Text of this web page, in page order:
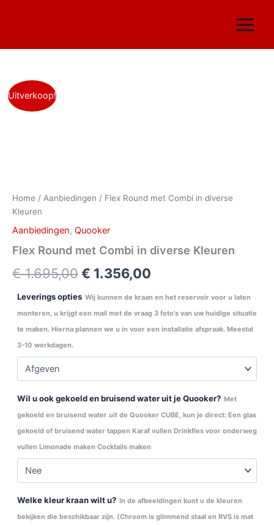
inhoud
Uitverkoop!
Home / Aanbiedingen / Flex Round met Combi in diverse
Kleuren
Aanbiedingen, Quooker
Flex Round met Combi in diverse Kleuren
€1.695,00€ 1.356,00
Leverings opties Wij kunnen de kraan en het reservoir voor u laten
monteren, u krijgt een mail met de vraag 3 foto's van uw huidige situatie
te maken. Hierna plannen we u in voor een installatie afspraak. Meestal
3-10 werkdagen.
Wil u ook gekoeld en bruisend water uit je Quooker? Met
gekoeld en bruisend water uit de Quooker CUBE, kun je direct: Een glas
gekoeld of bruisend water tappen Karaf vullen Drinkfles voor onderweg
vullen Limonade maken Cocktails maken
Welke kleur kraan wilt u? In de afbeeldingen kunt u de kleuren
bekijken die beschikbaar zijn. (Chroom is glimmend staal en RVS is mat
Flex
Round
met